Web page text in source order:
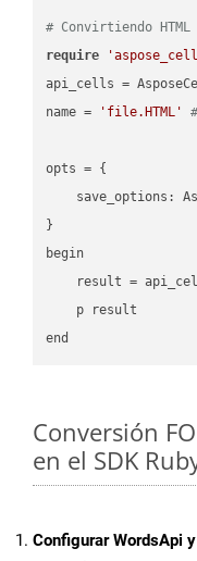
# Convirtiendo HTML
require
api_cells =
name =
'file.HTML'
opts = {
save_options:
}
begin
result =
    p result
Conversión
en el SDK
Configurar WordsApi